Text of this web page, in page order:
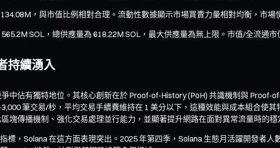
，與市值比例相對合理。流動性數據顯示市場買賣力量相對均衡，市
SOL，總供應量為 618.22M SOL，最大供應量為無上限。市值/全流通
持續湧入
中佔有獨特地位。其核心創新在於 Proof-of-History (PoH) 共識機制與 Proof-
筆交易/秒，平均交易手續費維持在 1 美分以下，這種效能與成本組合使
塊傳播機制、強化交易處理並行能力，並顯著提升網路在面對異常流量時的穩
標，Solana 在這方面表現突出。2025 年第四季，Solana 生態月活躍開發者